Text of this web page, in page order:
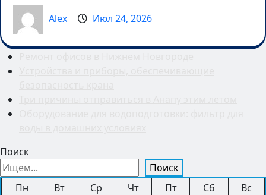
Alex
Июл 24, 2026
Поиск
Поиск
Пн Вт Ср Чт Пт Сб
Вс